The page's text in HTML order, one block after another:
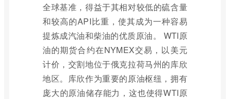
全球基准，得益于其相对较低的硫含量
和较高的API比重，使其成为一种容易
提炼成汽油和柴油的优质原油。 WTI原
油的期货合约在NYMEX交易，以美元
计价，交割地位于俄克拉荷马州的库欣
地区。库欣作为重要的原油枢纽，拥有
庞大的原油储存能力，这也使得WTI原